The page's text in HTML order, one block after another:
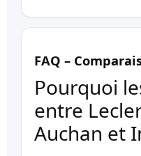
FAQ –
Pourquoi
entre
Auchan et